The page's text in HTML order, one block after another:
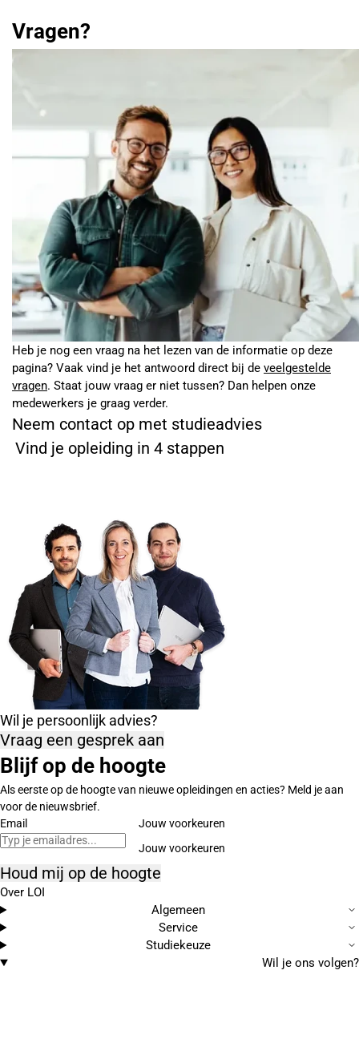
Vragen?
Heb je nog een vraag na het lezen van de informatie op deze
pagina? Vaak vind je het antwoord direct bij de veelgestelde
vragen. Staat jouw vraag er niet tussen? Dan helpen onze
medewerkers je graag verder.
Neem contact op met studieadvies
Vind je opleiding in 4 stappen
Wil je persoonlijk advies?
Vraag een gesprek aan
Blijf op de hoogte
Als eerste op de hoogte van nieuwe opleidingen en acties? Meld je aan
voor de nieuwsbrief.
Email
Jouw voorkeuren
Houd mij op de hoogte
Over LOI
Algemeen
Service
Studiekeuze
Wil je ons volgen?